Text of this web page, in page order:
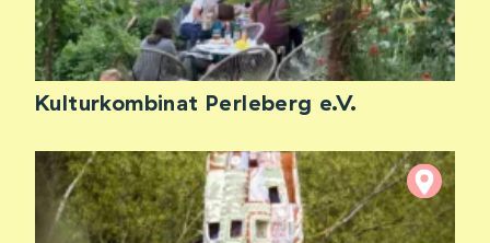
Kulturkombinat Perleberg e.V.